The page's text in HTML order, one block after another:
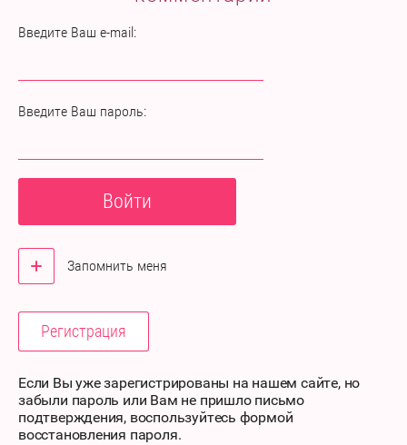
Введите Ваш e-mail:
Введите Ваш пароль:
Войти
Запомнить меня
Регистрация
Если Вы уже зарегистрированы на нашем сайте, но
забыли пароль или Вам не пришло письмо
подтверждения, воспользуйтесь формой
восстановления пароля.